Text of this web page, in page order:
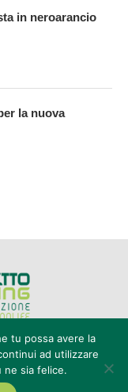
in neroarancio
la nuova
n°20616 - P.IVA e CF
tu possa avere la
ad utilizzare
ne sia felice.